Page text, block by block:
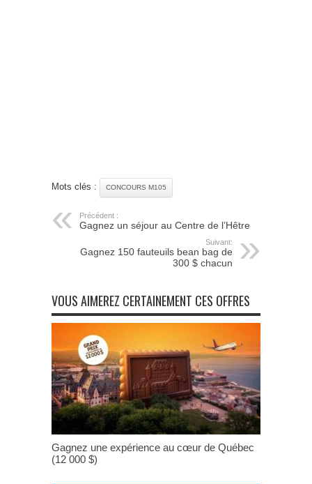
Mots clés : CONCOURS M105
Précédent :
Gagnez un séjour au Centre de l’Hêtre
Suivant:
Gagnez 150 fauteuils bean bag de
300 $ chacun
VOUS AIMEREZ CERTAINEMENT CES OFFRES
Gagnez une expérience au cœur de Québec
(12 000 $)